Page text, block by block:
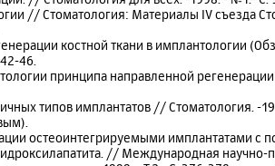
// Стоматология: Материалы IV съезда
костной ткани в имплантологии
46.
принципа направленной
типов имплантатов // Стоматология. -
остеоинтегрируемыми имплантатами с
// Международная научно-